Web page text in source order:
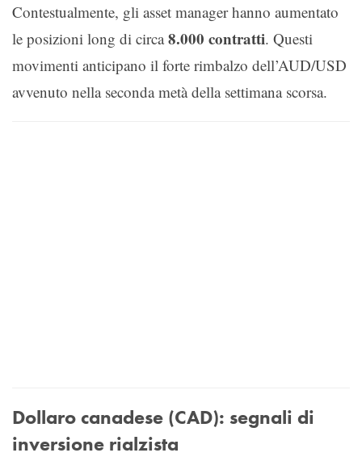
Contestualmente, gli asset manager hanno aumentato
le posizioni long di circa8.000 contratti. Questi
movimenti anticipano il forte rimbalzo dell’AUD/USD
avvenuto nella seconda metà della settimana scorsa.
Dollaro canadese (CAD): segnali di
inversione rialzista